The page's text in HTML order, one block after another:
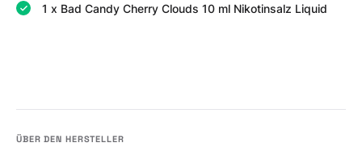
1 x Bad Candy Cherry Clouds 10 ml Nikotinsalz Liquid